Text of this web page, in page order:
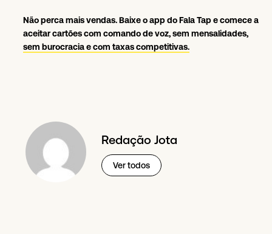
Não perca mais vendas. Baixe o app do Fala Tap e comece a
aceitar cartões com comando de voz, sem mensalidades,
sem burocracia e com taxas competitivas.
Redação Jota
Ver todos